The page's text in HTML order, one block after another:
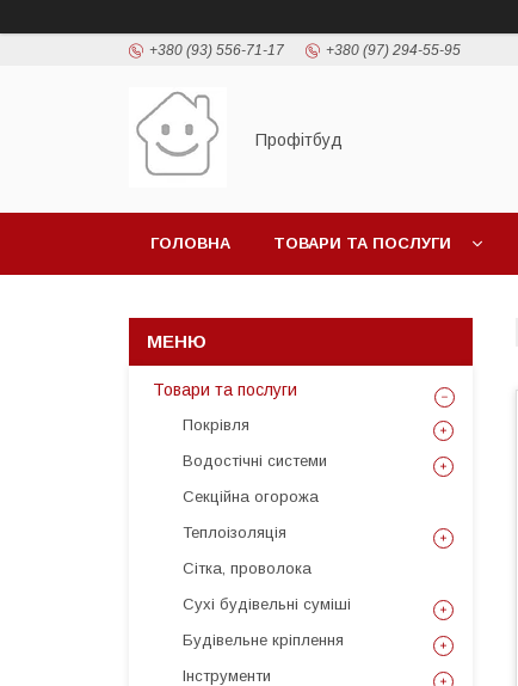
+380 (93) 556-71-17 +380 (97) 294-55-95
Профітбуд
ГОЛОВНА ТОВАРИ ТА ПОСЛУГИ
Товари та послуги
Покрівля
Водостічні системи
Секційна огорожа
Теплоізоляція
Сітка, проволока
Сухі будівельні суміші
Будівельне кріплення
Інструменти